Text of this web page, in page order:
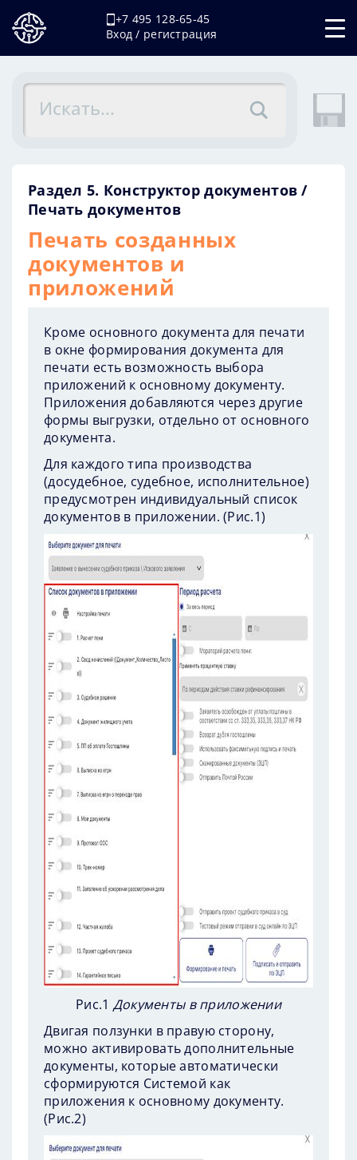
+7 495 128-65-45
Вход / регистрация
Раздел 5. Конструктор документов
Печать документов
Печать созданных
документов и
приложений
Кроме основного документа для печати
в окне формирования документа для
печати есть возможность выбора
приложений к основному документу.
Приложения добавляются через другие
формы выгрузки, отдельно от основного
документа.
Для каждого типа производства
(досудебное, судебное, исполнительное)
предусмотрен индивидуальный список
документов в приложении. (Рис.1)
Рис.1 Документы в приложении
Двигая ползунки в правую сторону,
можно активировать дополнительные
документы, которые автоматически
сформируются Системой как
приложения к основному документу.
(Рис.2)